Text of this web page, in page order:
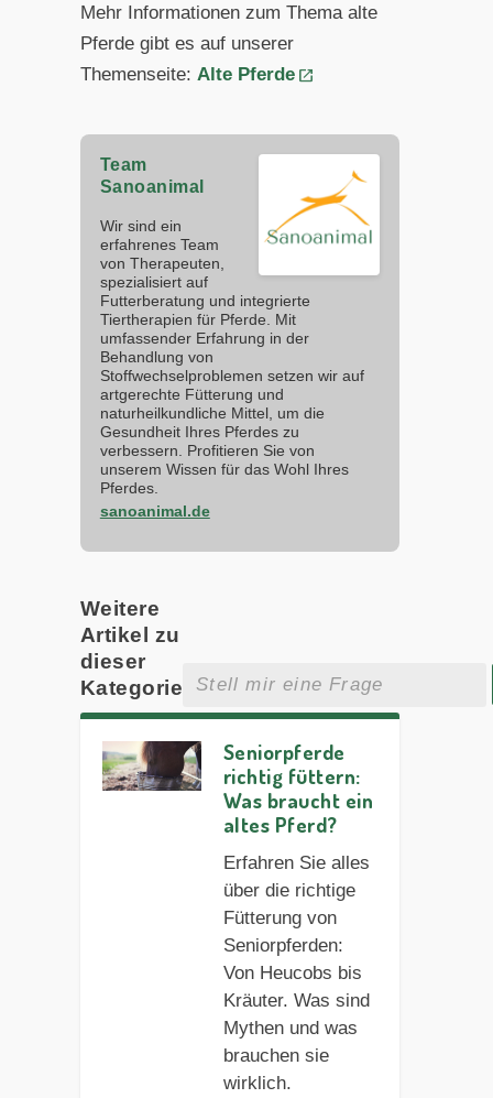
Mehr Informationen zum Thema alte
Pferde gibt es auf unserer
Themenseite: Alte Pferde
Team
Sanoanimal
Wir sind ein
erfahrenes Team
von Therapeuten,
spezialisiert auf
Futterberatung und integrierte
Tiertherapien für Pferde. Mit
umfassender Erfahrung in der
Behandlung von
Stoffwechselproblemen setzen wir auf
artgerechte Fütterung und
naturheilkundliche Mittel, um die
Gesundheit Ihres Pferdes zu
verbessern. Profitieren Sie von
unserem Wissen für das Wohl Ihres
Pferdes.
sanoanimal.de
Weitere
Artikel zu
dieser
Kategorie
Seniorpferde
richtig füttern:
Was braucht ein
altes Pferd?
Erfahren Sie alles
über die richtige
Fütterung von
Seniorpferden:
Von Heucobs bis
Kräuter. Was sind
Mythen und was
brauchen sie
wirklich.